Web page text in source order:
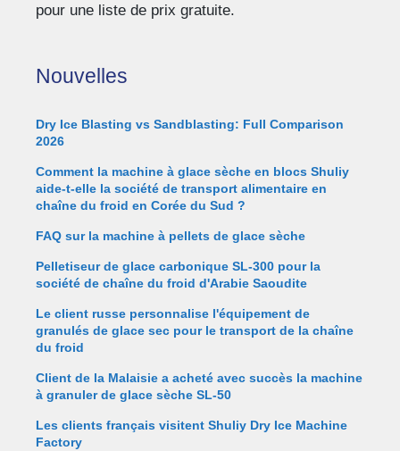
pour une liste de prix gratuite.
Nouvelles
Dry Ice Blasting vs Sandblasting: Full Comparison
2026
Comment la machine à glace sèche en blocs Shuliy
aide-t-elle la société de transport alimentaire en
chaîne du froid en Corée du Sud ?
FAQ sur la machine à pellets de glace sèche
Pelletiseur de glace carbonique SL-300 pour la
société de chaîne du froid d'Arabie Saoudite
Le client russe personnalise l'équipement de
granulés de glace sec pour le transport de la chaîne
du froid
Client de la Malaisie a acheté avec succès la machine
à granuler de glace sèche SL-50
Les clients français visitent Shuliy Dry Ice Machine
Factory